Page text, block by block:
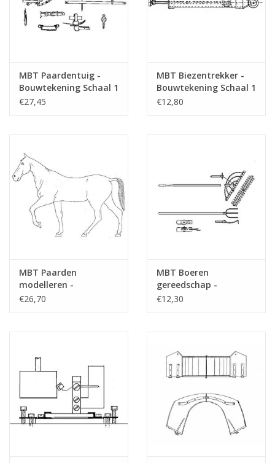
Aantal bladen A3
2
Aantal bladen A4
Gewicht in gram
45
Bijzonderheden
Een gedetailleerde
Opmerkingen
MBT Paardentuig -
Bouwtekening Schaal 1
: N/A (40.41.002)
€27,45
MBT Biezentrekker -
Bouwtekening Schaal 1
: 10 (40.41.003)
€12,80
MBT Paarden
modelleren -
Bouwtekening Schaal 1
€26,70
MBT Boeren
gereedschap -
Bouwtekening Schaal 1
€12,30